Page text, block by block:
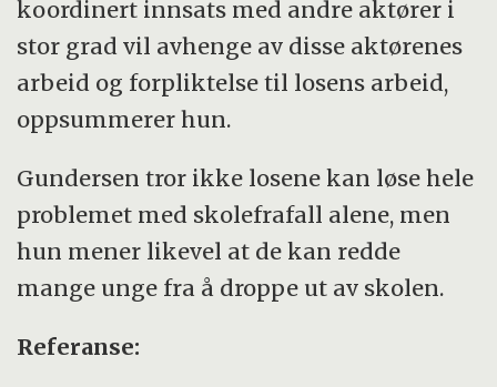
koordinert innsats med andre aktører i
stor grad vil avhenge av disse aktørenes
arbeid og forpliktelse til losens arbeid,
oppsummerer hun.
Gundersen tror ikke losene kan løse hele
problemet med skolefrafall alene, men
hun mener likevel at de kan redde
mange unge fra å droppe ut av skolen.
Referanse: